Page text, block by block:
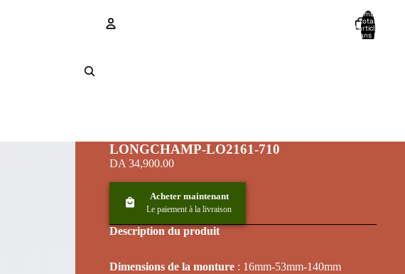
Nombre
total
d’articles
dans le
LONGCHAMP-LO2161-710
DA 34,900.00
Acheter maintenant
Le paiement à la livraison
Description du produit
Dimensions de la monture : 16mm-53mm-140mm